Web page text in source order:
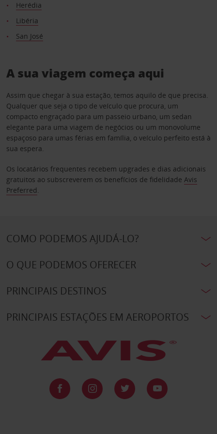
Herédia
Libéria
San José
A sua viagem começa aqui
Assim que chegar à sua estação, temos aquilo de que precisa.
Qualquer que seja o tipo de veículo que procura, um
compacto engraçado para um passeio urbano, um sedan
elegante para uma viagem de negócios ou um monovolume
espaçoso para umas férias em família, o veículo perfeito está à
sua espera.
Os locatários frequentes recebem upgrades e dias adicionais
gratuitos ao subscreverem os benefícios de fidelidade Avis
Preferred.
COMO PODEMOS AJUDÁ-LO?
O QUE PODEMOS OFERECER
PRINCIPAIS DESTINOS
PRINCIPAIS ESTAÇÕES EM AEROPORTOS